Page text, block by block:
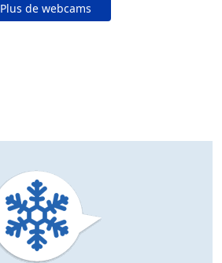
Plus de webcams